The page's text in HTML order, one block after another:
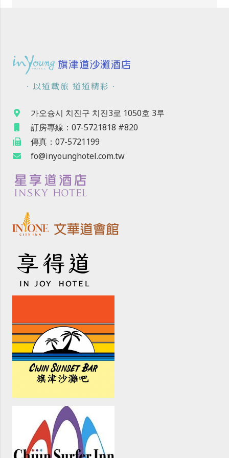
．以道載旅 道道精彩．
가오슝시 치진구 치진3로 1050호 3루
訂房專線：07-5721818 #820
傳真：07-5721199
fo@inyounghotel.com.tw